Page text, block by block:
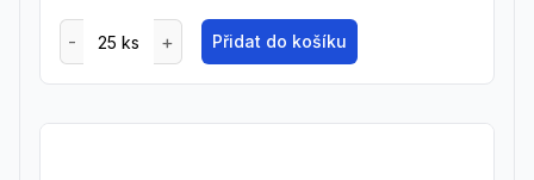
Přidat do košíku